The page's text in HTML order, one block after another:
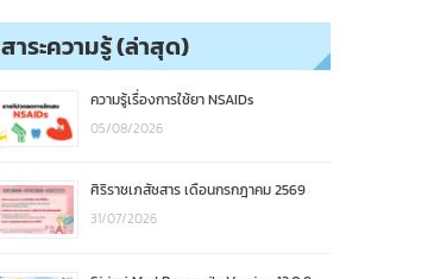
สาระความรู้ (ล่าสุด)
ความรู้เรื่องการใช้ยา NSAIDs
05/08/2026
ศิริราชเภสัชสาร เดือนกรกฎาคม 2569
31/07/2026